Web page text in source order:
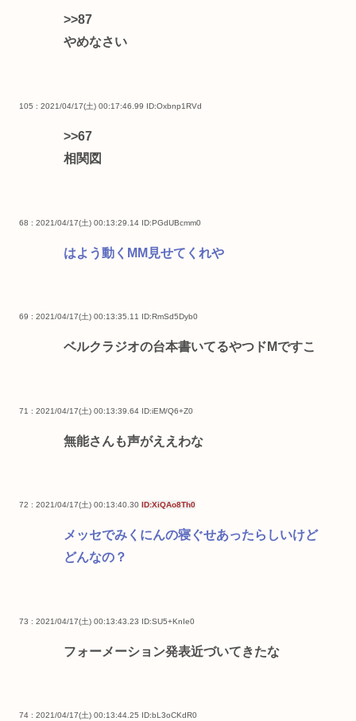
>>87
やめなさい
105 : 2021/04/17(土) 00:17:46.99 ID:Oxbnp1RVd
>>67
相関図
68 : 2021/04/17(土) 00:13:29.14 ID:PGdUBcmm0
はよう動くMM見せてくれや
69 : 2021/04/17(土) 00:13:35.11 ID:RmSd5Dyb0
ベルクラジオの台本書いてるやつドMですこ
71 : 2021/04/17(土) 00:13:39.64 ID:iEM/Q6+Z0
無能さんも声がええわな
72 : 2021/04/17(土) 00:13:40.30 ID:XiQAo8Th0
メッセでみくにんの寝ぐせあったらしいけど
どんなの？
73 : 2021/04/17(土) 00:13:43.23 ID:SU5+KnIe0
フォーメーション発表近づいてきたな
74 : 2021/04/17(土) 00:13:44.25 ID:bL3oCKdR0